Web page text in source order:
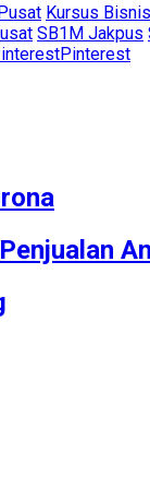
Kursus
SB1M Jakpus
Pinterest